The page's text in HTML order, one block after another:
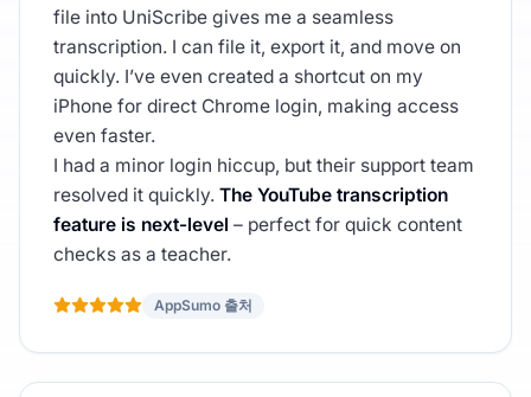
file into UniScribe gives me a seamless
transcription. I can file it, export it, and move on
quickly. I’ve even created a shortcut on my
iPhone for direct Chrome login, making access
even faster.
I had a minor login hiccup, but their support team
resolved it quickly. The YouTube transcription
feature is next-level – perfect for quick content
checks as a teacher.
AppSumo 출처